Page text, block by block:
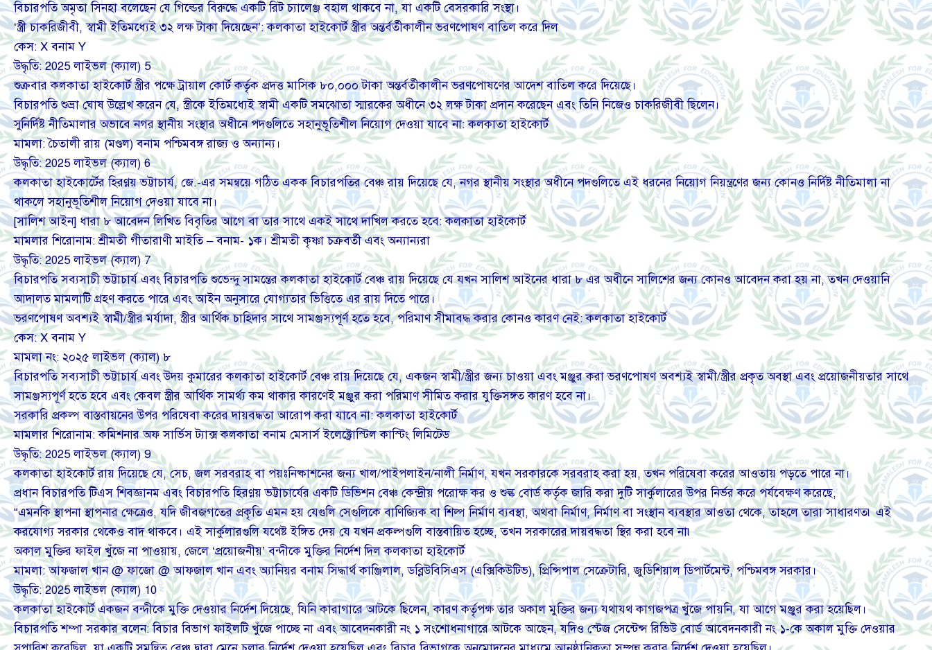
বিচারপতি অমৃতা সিনহা বলেছেন যে গিল্ডের বিরুদ্ধে একটি রিট চ্যালেঞ্জ বহাল থাকবে না, যা একটি বেসরকারি সংস্থা।
‘স্ত্রী চাকরিজীবী, স্বামী ইতিমধ্যেই ৩২ লক্ষ টাকা দিয়েছেন’: কলকাতা হাইকোর্ট স্ত্রীর অন্তর্বর্তীকালীন ভরণপোষণ বাতিল করে দিল
কেস: X বনাম Y
উদ্ধৃতি: 2025 লাইভল (ক্যাল) 5
শুক্রবার কলকাতা হাইকোর্ট স্ত্রীর পক্ষে ট্রায়াল কোর্ট কর্তৃক প্রদত্ত মাসিক ৮০,০০০ টাকা অন্তর্বর্তীকালীন ভরণপোষণের আদেশ বাতিল করে দিয়েছে।
বিচারপতি শুভ্রা ঘোষ উল্লেখ করেন যে, স্ত্রীকে ইতিমধ্যেই স্বামী একটি সমঝোতা স্মারকের অধীনে ৩২ লক্ষ টাকা প্রদান করেছেন এবং তিনি নিজেও চাকরিজীবী ছিলেন।
সুনির্দিষ্ট নীতিমালার অভাবে নগর স্থানীয় সংস্থার অধীনে পদগুলিতে সহানুভূতিশীল নিয়োগ দেওয়া যাবে না: কলকাতা হাইকোর্ট
মামলা: চৈতালী রায় (মণ্ডল) বনাম পশ্চিমবঙ্গ রাজ্য ও অন্যান্য।
উদ্ধৃতি: 2025 লাইভল (ক্যাল) 6
কলকাতা হাইকোর্টের হিরণ্ময় ভট্টাচার্য, জে.-এর সমন্বয়ে গঠিত একক বিচারপতির বেঞ্চ রায় দিয়েছে যে, নগর স্থানীয় সংস্থার অধীনে পদগুলিতে এই ধরনের নিয়োগ নিয়ন্ত্রণের জন্য কোনও নির্দিষ্ট নীতিমালা না
থাকলে সহানুভূতিশীল নিয়োগ দেওয়া যাবে না।
[সালিশ আইন] ধারা ৮ আবেদন লিখিত বিবৃতির আগে বা তার সাথে একই সাথে দাখিল করতে হবে: কলকাতা হাইকোর্ট
মামলার শিরোনাম: শ্রীমতী গীতারাণী মাইতি – বনাম- ১ক। শ্রীমতী কৃষ্ণা চক্রবর্তী এবং অন্যান্যরা
উদ্ধৃতি: 2025 লাইভল (ক্যাল) 7
বিচারপতি সব্যসাচী ভট্টাচার্য এবং বিচারপতি শুভেন্দু সামন্তের কলকাতা হাইকোর্ট বেঞ্চ রায় দিয়েছে যে যখন সালিশ আইনের ধারা ৮ এর অধীনে সালিশের জন্য কোনও আবেদন করা হয় না, তখন দেওয়ানি
আদালত মামলাটি গ্রহণ করতে পারে এবং আইন অনুসারে যোগ্যতার ভিত্তিতে এর রায় দিতে পারে।
ভরণপোষণ অবশ্যই স্বামী/স্ত্রীর মর্যাদা, স্ত্রীর আর্থিক চাহিদার সাথে সামঞ্জস্যপূর্ণ হতে হবে, পরিমাণ সীমাবদ্ধ করার কোনও কারণ নেই: কলকাতা হাইকোর্ট
কেস: X বনাম Y
মামলা নং: ২০২৫ লাইভল (ক্যাল) ৮
বিচারপতি সব্যসাচী ভট্টাচার্য এবং উদয় কুমারের কলকাতা হাইকোর্ট বেঞ্চ রায় দিয়েছে যে, একজন স্বামী/স্ত্রীর জন্য চাওয়া এবং মঞ্জুর করা ভরণপোষণ অবশ্যই স্বামী/স্ত্রীর প্রকৃত অবস্থা এবং প্রয়োজনীয়তার সাথে
সামঞ্জস্যপূর্ণ হতে হবে এবং কেবল স্ত্রীর আর্থিক সামর্থ্য কম থাকার কারণেই মঞ্জুর করা পরিমাণ সীমিত করার যুক্তিসঙ্গত কারণ হবে না।
সরকারি প্রকল্প বাস্তবায়নের উপর পরিষেবা করের দায়বদ্ধতা আরোপ করা যাবে না: কলকাতা হাইকোর্ট
মামলার শিরোনাম: কমিশনার অফ সার্ভিস ট্যাক্স কলকাতা বনাম মেসার্স ইলেক্ট্রোস্টিল কাস্টিং লিমিটেড
উদ্ধৃতি: 2025 লাইভল (ক্যাল) 9
কলকাতা হাইকোর্ট রায় দিয়েছে যে, সেচ, জল সরবরাহ বা পয়ঃনিষ্কাশনের জন্য খাল/পাইপলাইন/নালী নির্মাণ, যখন সরকারকে সরবরাহ করা হয়, তখন পরিষেবা করের আওতায় পড়তে পারে না।
প্রধান বিচারপতি টিএস শিবজ্ঞানম এবং বিচারপতি হিরণ্ময় ভট্টাচার্যের একটি ডিভিশন বেঞ্চ কেন্দ্রীয় পরোক্ষ কর ও শুল্ক বোর্ড কর্তৃক জারি করা দুটি সার্কুলারের উপর নির্ভর করে পর্যবেক্ষণ করেছে,
“এমনকি স্থাপনা স্থাপনার ক্ষেত্রেও, যদি জীবজগতের প্রকৃতি এমন হয় যেগুলি সেগুলিকে বাণিজ্যিক বা শিল্প নির্মাণ ব্যবস্থা, অথবা নির্মাণ, নির্মাণ বা সংস্থান ব্যবস্থার আওতা থেকে, তাহলে তারা সাধারণত৷ এই
করযোগ্য সরকার থেকেও বাদ থাকবে। এই সার্কুলারগুলি যথেষ্ট ইঙ্গিত দেয় যে যখন প্রকল্পগুলি বাস্তবায়িত হচ্ছে, তখন সরকারের দায়বদ্ধতা স্থির করা হবে না৷
অকাল মুক্তির ফাইল খুঁজে না পাওয়ায়, জেলে ‘প্রয়োজনীয়’ বন্দীকে মুক্তির নির্দেশ দিল কলকাতা হাইকোর্ট
মামলা: আফজাল খান @ ফাজো @ আফজাল খান এবং অ্যানিয়র বনাম সিদ্ধার্থ কাঞ্জিলাল, ডব্লিউবিসিএস (এক্সিকিউটিভ), প্রিন্সিপাল সেক্রেটারি, জুডিশিয়াল ডিপার্টমেন্ট, পশ্চিমবঙ্গ সরকার।
উদ্ধৃতি: 2025 লাইভল (ক্যাল) 10
কলকাতা হাইকোর্ট একজন বন্দীকে মুক্তি দেওয়ার নির্দেশ দিয়েছে, যিনি কারাগারে আটকে ছিলেন, কারণ কর্তৃপক্ষ তার অকাল মুক্তির জন্য যথাযথ কাগজপত্র খুঁজে পায়নি, যা আগে মঞ্জুর করা হয়েছিল।
বিচারপতি শম্পা সরকার বলেন: বিচার বিভাগ ফাইলটি খুঁজে পাচ্ছে না এবং আবেদনকারী নং ১ সংশোধনাগারে আটকে আছেন, যদিও স্টেজ সেন্টেন্স রিভিউ বোর্ড আবেদনকারী নং ১-কে অকাল মুক্তি দেওয়ার